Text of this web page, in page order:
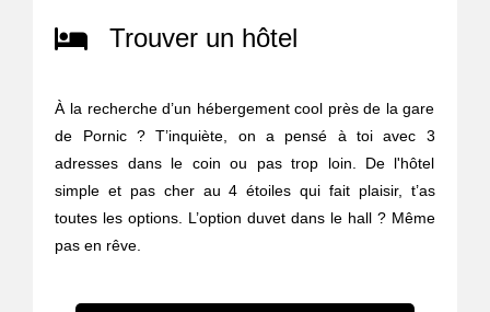
Trouver un hôtel
À la recherche d’un hébergement cool près de la gare
de Pornic ? T’inquiète, on a pensé à toi avec 3
adresses dans le coin ou pas trop loin. De l'hôtel
simple et pas cher au 4 étoiles qui fait plaisir, t’as
toutes les options. L’option duvet dans le hall ? Même
pas en rêve.